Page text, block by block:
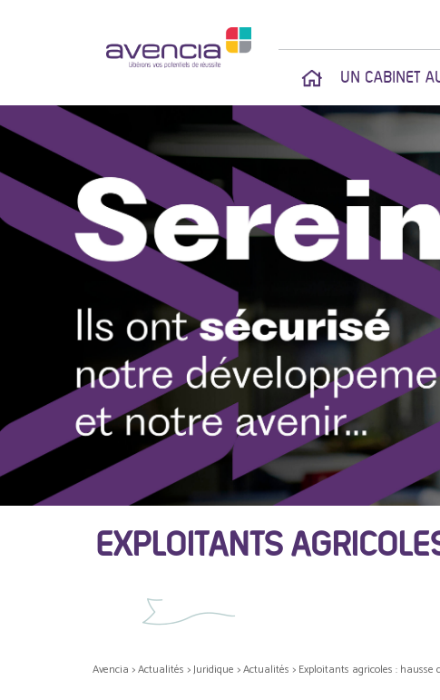
UN CABINET
EXPLOITANTS
Avencia >Actualités >Juridique >Actualités > Exploitants agricoles :